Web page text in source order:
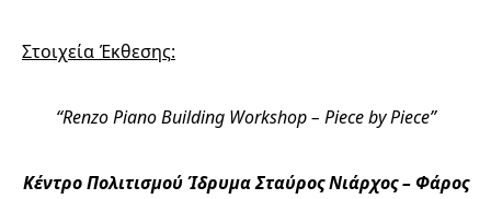
Στοιχεία Έκθεσης:
“Renzo Piano Building Workshop – Piece by Piece”
Κέντρο Πολιτισμού Ίδρυμα Σταύρος Νιάρχος – Φάρος